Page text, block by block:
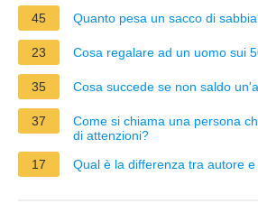
45 Quanto pesa un sacco di
23 Cosa regalare ad un uomo sui
35 Cosa succede se non saldo
37
Come si chiama una persona
di attenzioni?
17
Qual è la differenza tra autore